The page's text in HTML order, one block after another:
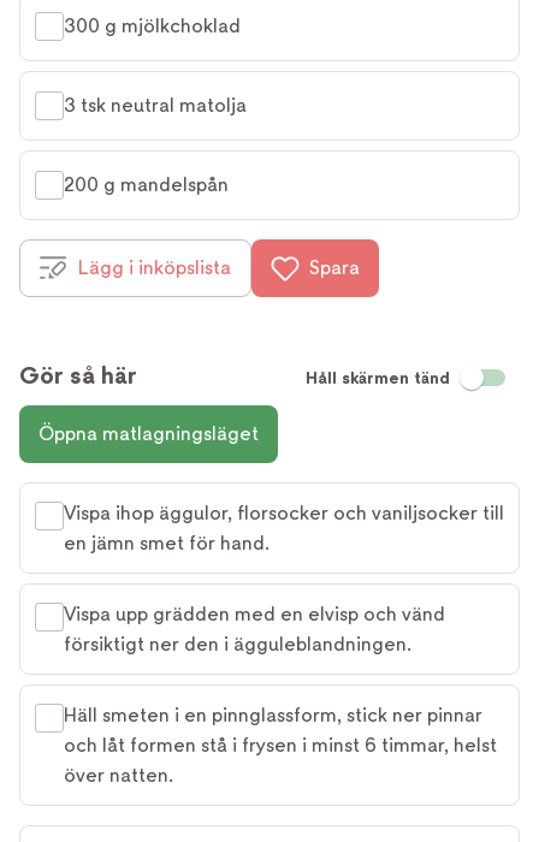
300 g mjölkchoklad
3 tsk neutral matolja
200 g mandelspån
Lägg i inköpslista Spara
Gör så här Håll skärmen tänd
Öppna matlagningsläget
Vispa ihop äggulor, florsocker och vaniljsocker till
en jämn smet för hand.
Vispa upp grädden med en elvisp och vänd
försiktigt ner den i ägguleblandningen.
Häll smeten i en pinnglassform, stick ner pinnar
och låt formen stå i frysen i minst 6 timmar, helst
över natten.